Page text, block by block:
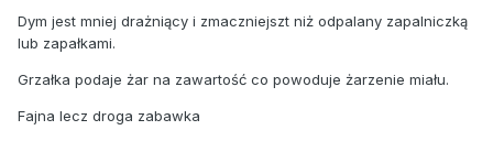
Dym jest mniej drażniący i zmaczniejszt niż odpalany zapalniczką
lub zapałkami.
Grzałka podaje żar na zawartość co powoduje żarzenie miału.
Fajna lecz droga zabawka